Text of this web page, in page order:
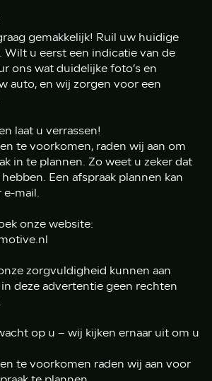
gemakkelijk! Ruil uw huidige
u eerst een indicatie van de
ons wat duidelijke foto’s en
auto, en wij zorgen voor een
laat u verrassen!
te voorkomen, raden wij aan om
in te plannen. Zo weet u zeker dat
Een afspraak plannen kan
mail.
onze website:
zorgvuldigheid kunnen aan
deze advertentie geen rechten
op u – wij kijken ernaar uit om u
te voorkomen raden wij aan voor